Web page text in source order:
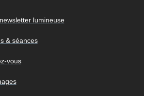
lumineuse
& séances
vous